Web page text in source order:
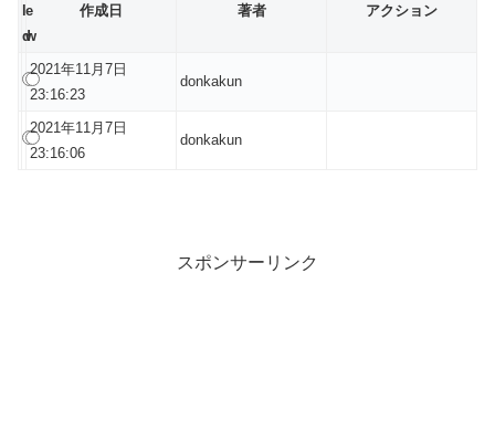
l
d
e
w
作成日 著者 アクション
2021年11月7日
23:16:23
donkakun
2021年11月7日
23:16:06
donkakun
スポンサーリンク